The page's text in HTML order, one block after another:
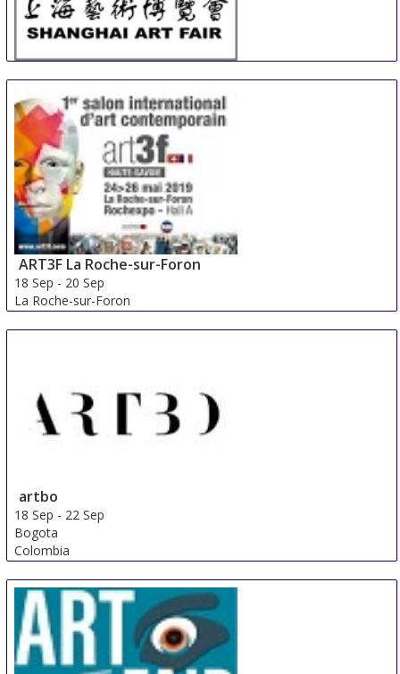
Shanghai
China
ART3F La Roche-sur-Foron
18 Sep - 20 Sep
La Roche-sur-Foron
artbo
18 Sep - 22 Sep
Bogota
Colombia